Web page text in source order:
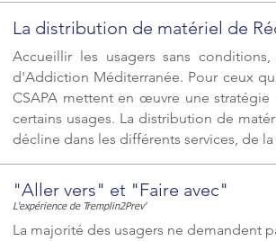
La distribution de matériel de
Accueillir les usagers sans
d'Addiction Méditerranée. Pour ceux
CSAPA mettent en œuvre une
certains usages. La distribution de
décline dans les différents services, de
"Aller vers" et "Faire avec"
L'expérience de Tremplin2Prev'
La majorité des usagers ne demandent